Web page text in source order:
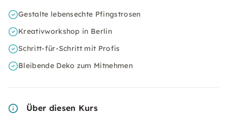
Gestalte lebensechte Pfingstrosen
Kreativworkshop in Berlin
Schritt-für-Schritt mit Profis
Bleibende Deko zum Mitnehmen
Über diesen Kurs